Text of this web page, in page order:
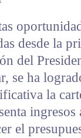
desde la
del
se ha
la
ingresos
el